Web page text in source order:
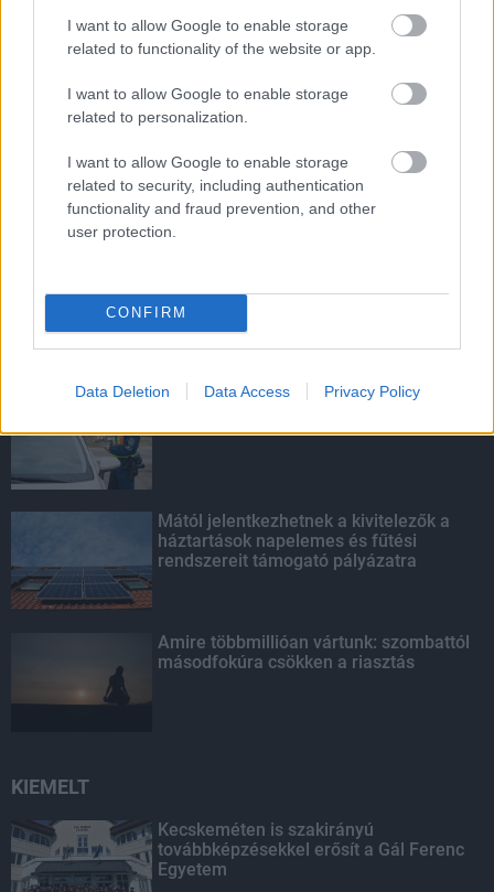
I want to allow Google to enable storage
related to functionality of the website or app.
I want to allow Google to enable storage
related to personalization.
I want to allow Google to enable storage
related to security, including authentication
functionality and fraud prevention, and other
user protection.
CONFIRM
Data Deletion Data Access Privacy Policy
HIRDETÉS
LEGOLVASOTTABB
Egyhetes országos ellenőrzést tart a
Mától jelentkezhetnek a kivitelezők a
háztartások napelemes és fűtési
rendszereit támogató pályázatra
Amire többmillióan vártunk: szombattól
másodfokúra csökken a riasztás
KIEMELT
Kecskeméten is szakirányú
továbbképzésekkel erősít a Gál Ferenc
Egyetem